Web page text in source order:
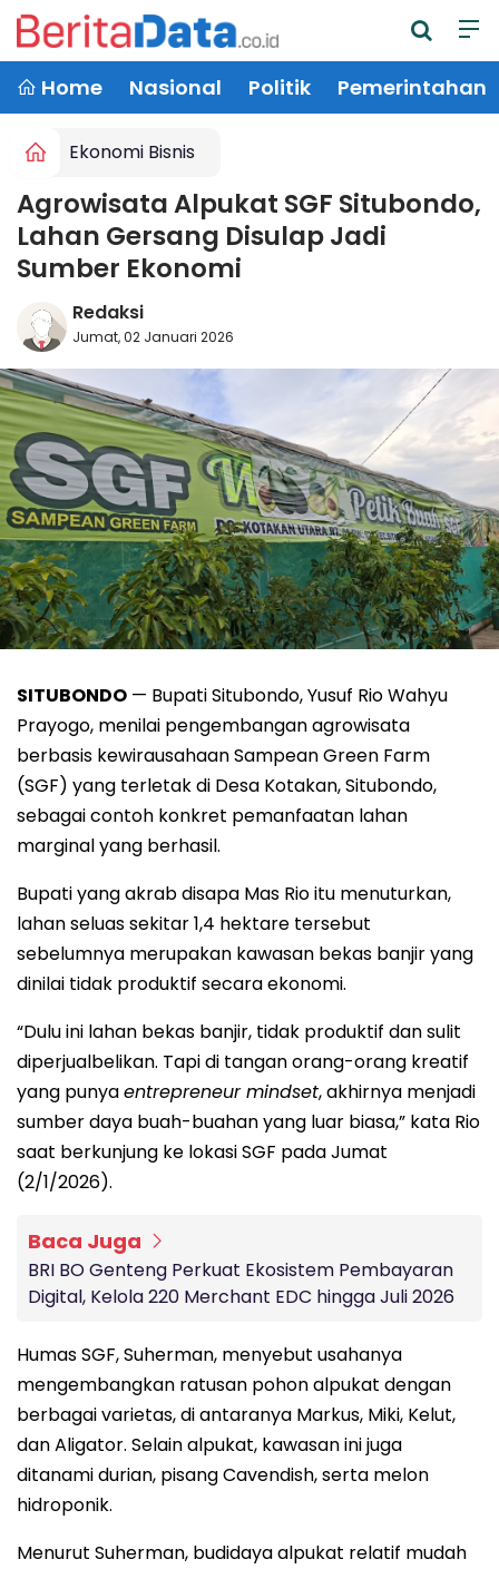
Home Nasional Politik Pemerintahan
Ekonomi Bisnis
Agrowisata Alpukat SGF Situbondo,
Lahan Gersang Disulap Jadi
Sumber Ekonomi
Redaksi
Jumat, 02 Januari 2026
SITUBONDO — Bupati Situbondo, Yusuf Rio Wahyu
Prayogo, menilai pengembangan agrowisata
berbasis kewirausahaan Sampean Green Farm
(SGF) yang terletak di Desa Kotakan, Situbondo,
sebagai contoh konkret pemanfaatan lahan
marginal yang berhasil.
Bupati yang akrab disapa Mas Rio itu menuturkan,
lahan seluas sekitar 1,4 hektare tersebut
sebelumnya merupakan kawasan bekas banjir yang
dinilai tidak produktif secara ekonomi.
“Dulu ini lahan bekas banjir, tidak produktif dan sulit
diperjualbelikan. Tapi di tangan orang-orang kreatif
yang punyaentrepreneur mindset, akhirnya menjadi
sumber daya buah-buahan yang luar biasa,” kata Rio
saat berkunjung ke lokasi SGF pada Jumat
(2/1/2026).
Baca Juga
BRI BO Genteng Perkuat Ekosistem Pembayaran
Digital, Kelola 220 Merchant EDC hingga Juli 2026
Humas SGF, Suherman, menyebut usahanya
mengembangkan ratusan pohon alpukat dengan
berbagai varietas, di antaranya Markus, Miki, Kelut,
dan Aligator. Selain alpukat, kawasan ini juga
ditanami durian, pisang Cavendish, serta melon
hidroponik.
Menurut Suherman, budidaya alpukat relatif mudah